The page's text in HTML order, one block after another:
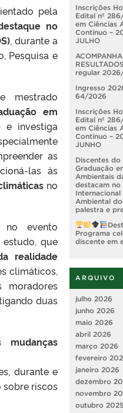
pela
no
, durante a
Pesquisa e
mestrado
em
e investiga
as
las às
no
no evento
que
realidade
climáticos,
duas
durante e
sobre riscos
Inscrições
Edital nº
em Ciências
Contínuo –
JULHO
regular
Ingresso
64/2026
Inscrições
Edital nº
em Ciências
Contínuo –
JUNHO
Discentes
Graduação
Ambientais
destacam no
Internacional
Ambiental
palestra e
Programa
discente em
ARQUIVO
julho 2026
junho 2026
maio 2026
abril 2026
março 2026
fevereiro
janeiro 2026
dezembro
novembro
outubro 2025